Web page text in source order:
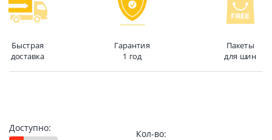
Быстрая
доставка
Гарантия
1 год
Пакеты
для шин
Доступно:
Кол-во: